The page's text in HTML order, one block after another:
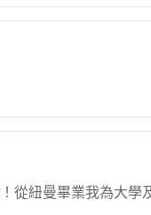
從紐曼畢業我為大